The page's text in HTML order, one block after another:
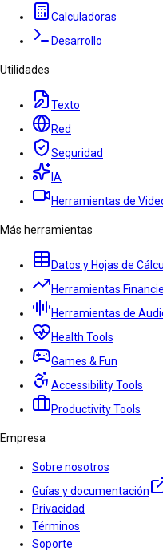
Calculadoras
Desarrollo
Utilidades
Texto
Red
Seguridad
IA
Herramientas de
Más herramientas
Datos y Hojas de
Herramientas
Herramientas de
Health Tools
Games & Fun
Accessibility Tools
Productivity Tools
Empresa
Sobre nosotros
Guías y documentación
Privacidad
Términos
Soporte